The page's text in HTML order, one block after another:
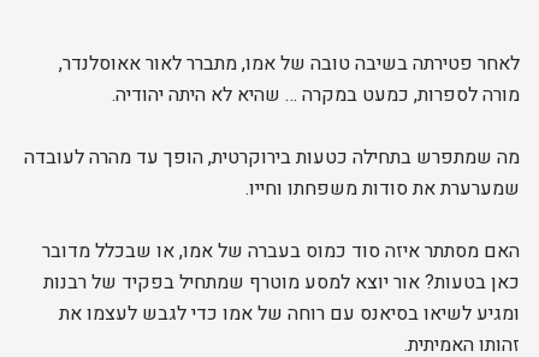
לאחר פטירתה בשיבה טובה של אמו, מתברר לאור אאוסלנדר,
מורה לספרות, כמעט במקרה … שהיא לא היתה יהודיה.
מה שמתפרש בתחילה כטעות בירוקרטית, הופך עד מהרה לעובדה
שמערערת את סודות משפחתו וחייו.
האם מסתתר איזה סוד כמוס בעברה של אמו, או שבכלל מדובר
כאן בטעות? אור יוצא למסע מוטרף שמתחיל בפקיד של רבנות
ומגיע לשיאו בסיאנס עם רוחה של אמו כדי לגבש לעצמו את
זהותו האמיתית.